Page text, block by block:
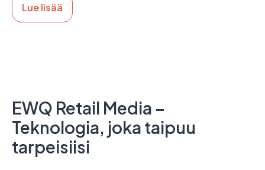
Lue lisää
EWQ Retail Media –
Teknologia, joka taipuu
tarpeisiisi